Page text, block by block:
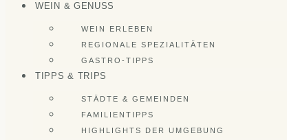
WEIN & GENUSS
WEIN ERLEBEN
REGIONALE SPEZIALITÄTEN
GASTRO-TIPPS
TIPPS & TRIPS
STÄDTE & GEMEINDEN
FAMILIENTIPPS
HIGHLIGHTS DER UMGEBUNG